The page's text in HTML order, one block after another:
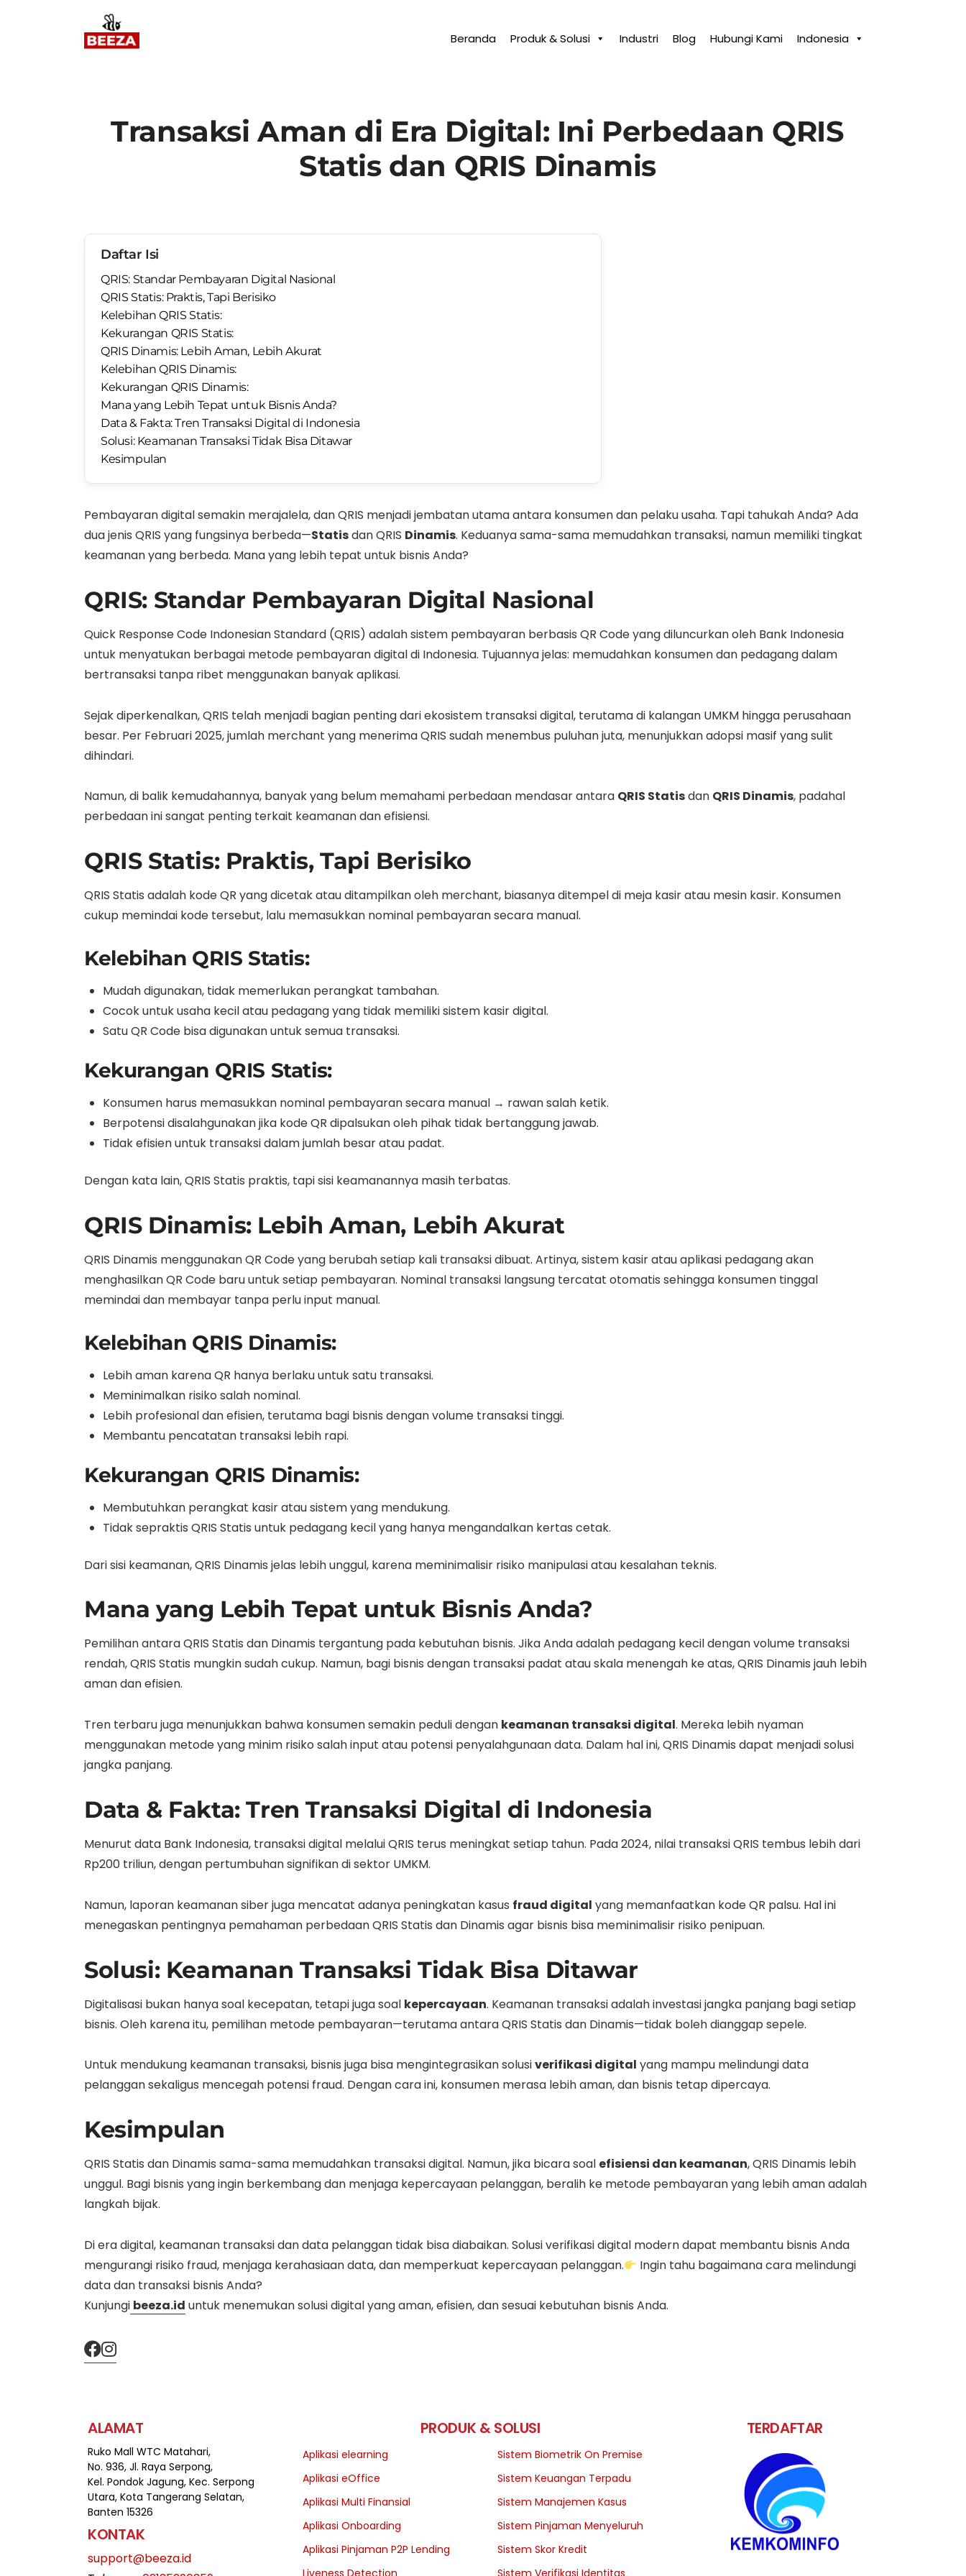
Beranda Produk & Solusi Industri Blog Hubungi Kami Indonesia
Transaksi Aman di Era Digital: Ini Perbedaan QRIS
Statis dan QRIS Dinamis
Daftar Isi
QRIS: Standar Pembayaran Digital Nasional
QRIS Statis: Praktis, Tapi Berisiko
Kelebihan QRIS Statis:
Kekurangan QRIS Statis:
QRIS Dinamis: Lebih Aman, Lebih Akurat
Kelebihan QRIS Dinamis:
Kekurangan QRIS Dinamis:
Mana yang Lebih Tepat untuk Bisnis Anda?
Data & Fakta: Tren Transaksi Digital di Indonesia
Solusi: Keamanan Transaksi Tidak Bisa Ditawar
Kesimpulan
Pembayaran digital semakin merajalela, dan QRIS menjadi jembatan utama antara konsumen dan pelaku usaha. Tapi tahukah Anda? Ada
dua jenis QRIS yang fungsinya berbeda—Statisdan QRIS Dinamis. Keduanya sama-sama memudahkan transaksi, namun memiliki tingkat
keamanan yang berbeda. Mana yang lebih tepat untuk bisnis Anda?
QRIS: Standar Pembayaran Digital Nasional
Quick Response Code Indonesian Standard (QRIS) adalah sistem pembayaran berbasis QR Code yang diluncurkan oleh Bank Indonesia
untuk menyatukan berbagai metode pembayaran digital di Indonesia. Tujuannya jelas: memudahkan konsumen dan pedagang dalam
bertransaksi tanpa ribet menggunakan banyak aplikasi.
Sejak diperkenalkan, QRIS telah menjadi bagian penting dari ekosistem transaksi digital, terutama di kalangan UMKM hingga perusahaan
besar. Per Februari 2025, jumlah merchant yang menerima QRIS sudah menembus puluhan juta, menunjukkan adopsi masif yang sulit
dihindari.
Namun, di balik kemudahannya, banyak yang belum memahami perbedaan mendasar antara QRIS Statisdan QRIS Dinamis, padahal
perbedaan ini sangat penting terkait keamanan dan efisiensi.
QRIS Statis: Praktis, Tapi Berisiko
QRIS Statis adalah kode QR yang dicetak atau ditampilkan oleh merchant, biasanya ditempel di meja kasir atau mesin kasir. Konsumen
cukup memindai kode tersebut, lalu memasukkan nominal pembayaran secara manual.
Kelebihan QRIS Statis:
Mudah digunakan, tidak memerlukan perangkat tambahan.
Cocok untuk usaha kecil atau pedagang yang tidak memiliki sistem kasir digital.
Satu QR Code bisa digunakan untuk semua transaksi.
Kekurangan QRIS Statis:
Konsumen harus memasukkan nominal pembayaran secara manual → rawan salah ketik.
Berpotensi disalahgunakan jika kode QR dipalsukan oleh pihak tidak bertanggung jawab.
Tidak efisien untuk transaksi dalam jumlah besar atau padat.
Dengan kata lain, QRIS Statis praktis, tapi sisi keamanannya masih terbatas.
QRIS Dinamis: Lebih Aman, Lebih Akurat
QRIS Dinamis menggunakan QR Code yang berubah setiap kali transaksi dibuat. Artinya, sistem kasir atau aplikasi pedagang akan
menghasilkan QR Code baru untuk setiap pembayaran. Nominal transaksi langsung tercatat otomatis sehingga konsumen tinggal
memindai dan membayar tanpa perlu input manual.
Kelebihan QRIS Dinamis:
Lebih aman karena QR hanya berlaku untuk satu transaksi.
Meminimalkan risiko salah nominal.
Lebih profesional dan efisien, terutama bagi bisnis dengan volume transaksi tinggi.
Membantu pencatatan transaksi lebih rapi.
Kekurangan QRIS Dinamis:
Membutuhkan perangkat kasir atau sistem yang mendukung.
Tidak sepraktis QRIS Statis untuk pedagang kecil yang hanya mengandalkan kertas cetak.
Dari sisi keamanan, QRIS Dinamis jelas lebih unggul, karena meminimalisir risiko manipulasi atau kesalahan teknis.
Mana yang Lebih Tepat untuk Bisnis Anda?
Pemilihan antara QRIS Statis dan Dinamis tergantung pada kebutuhan bisnis. Jika Anda adalah pedagang kecil dengan volume transaksi
rendah, QRIS Statis mungkin sudah cukup. Namun, bagi bisnis dengan transaksi padat atau skala menengah ke atas, QRIS Dinamis jauh lebih
aman dan efisien.
Tren terbaru juga menunjukkan bahwa konsumen semakin peduli dengan keamanan transaksi digital. Mereka lebih nyaman
menggunakan metode yang minim risiko salah input atau potensi penyalahgunaan data. Dalam hal ini, QRIS Dinamis dapat menjadi solusi
jangka panjang.
Data & Fakta: Tren Transaksi Digital di Indonesia
Menurut data Bank Indonesia, transaksi digital melalui QRIS terus meningkat setiap tahun. Pada 2024, nilai transaksi QRIS tembus lebih dari
Rp200 triliun, dengan pertumbuhan signifikan di sektor UMKM.
Namun, laporan keamanan siber juga mencatat adanya peningkatan kasus fraud digital yang memanfaatkan kode QR palsu. Hal ini
menegaskan pentingnya pemahaman perbedaan QRIS Statis dan Dinamis agar bisnis bisa meminimalisir risiko penipuan.
Solusi: Keamanan Transaksi Tidak Bisa Ditawar
Digitalisasi bukan hanya soal kecepatan, tetapi juga soal kepercayaan. Keamanan transaksi adalah investasi jangka panjang bagi setiap
bisnis. Oleh karena itu, pemilihan metode pembayaran—terutama antara QRIS Statis dan Dinamis—tidak boleh dianggap sepele.
Untuk mendukung keamanan transaksi, bisnis juga bisa mengintegrasikan solusiverifikasi digital yang mampu melindungi data
pelanggan sekaligus mencegah potensi fraud. Dengan cara ini, konsumen merasa lebih aman, dan bisnis tetap dipercaya.
Kesimpulan
QRIS Statis dan Dinamis sama-sama memudahkan transaksi digital. Namun, jika bicara soal efisiensi dan keamanan, QRIS Dinamis lebih
unggul. Bagi bisnis yang ingin berkembang dan menjaga kepercayaan pelanggan, beralih ke metode pembayaran yang lebih aman adalah
langkah bijak.
Di era digital, keamanan transaksi dan data pelanggan tidak bisa diabaikan. Solusi verifikasi digital modern dapat membantu bisnis Anda
mengurangi risiko fraud, menjaga kerahasiaan data, dan memperkuat kepercayaan pelanggan.
Ingin tahu bagaimana cara melindungi
data dan transaksi bisnis Anda?
Kunjungi beeza.id untuk menemukan solusi digital yang aman, efisien, dan sesuai kebutuhan bisnis Anda.
ALAMAT
Ruko Mall WTC Matahari,
No. 936, Jl. Raya Serpong,
Kel. Pondok Jagung, Kec. Serpong
Utara, Kota Tangerang Selatan,
Banten 15326
KONTAK
support@beeza.id
PRODUK & SOLUSI
Aplikasi elearning
Aplikasi eOffice
Aplikasi Multi Finansial
Aplikasi Onboarding
Aplikasi Pinjaman P2P Lending
Liveness Detection
Sistem Biometrik On Premise
Sistem Keuangan Terpadu
Sistem Manajemen Kasus
Sistem Pinjaman Menyeluruh
Sistem Skor Kredit
Sistem Verifikasi Identitas
TERDAFTAR